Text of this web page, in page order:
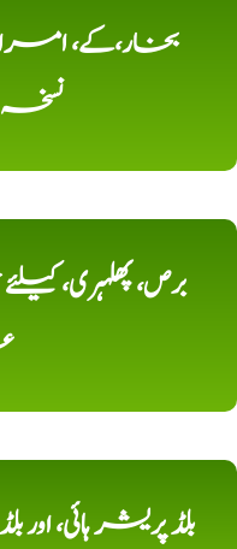
بخار،کے،
برص، پھلہری،
بلڈ پریشر ہائی، اور